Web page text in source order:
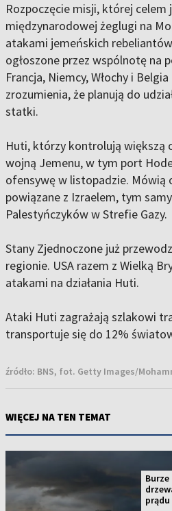
Rozpoczęcie misji, której
międzynarodowej żeglugi na
atakami jemeńskich
ogłoszone przez wspólnotę na
Francja, Niemcy, Włochy i
zrozumienia, że ​​planują do
statki.
Huti, którzy kontrolują większą
wojną Jemenu, w tym port
ofensywę w listopadzie. Mówią
powiązane z Izraelem, tym
Palestyńczyków w Strefie Gazy.
Stany Zjednoczone już
regionie. USA razem z Wielką
atakami na działania Huti.
Ataki Huti zagrażają szlakowi
transportuje się do 12%
źródło: BNS, fot. Getty Images/
WIĘCEJ NA TEN TEMAT
prądu